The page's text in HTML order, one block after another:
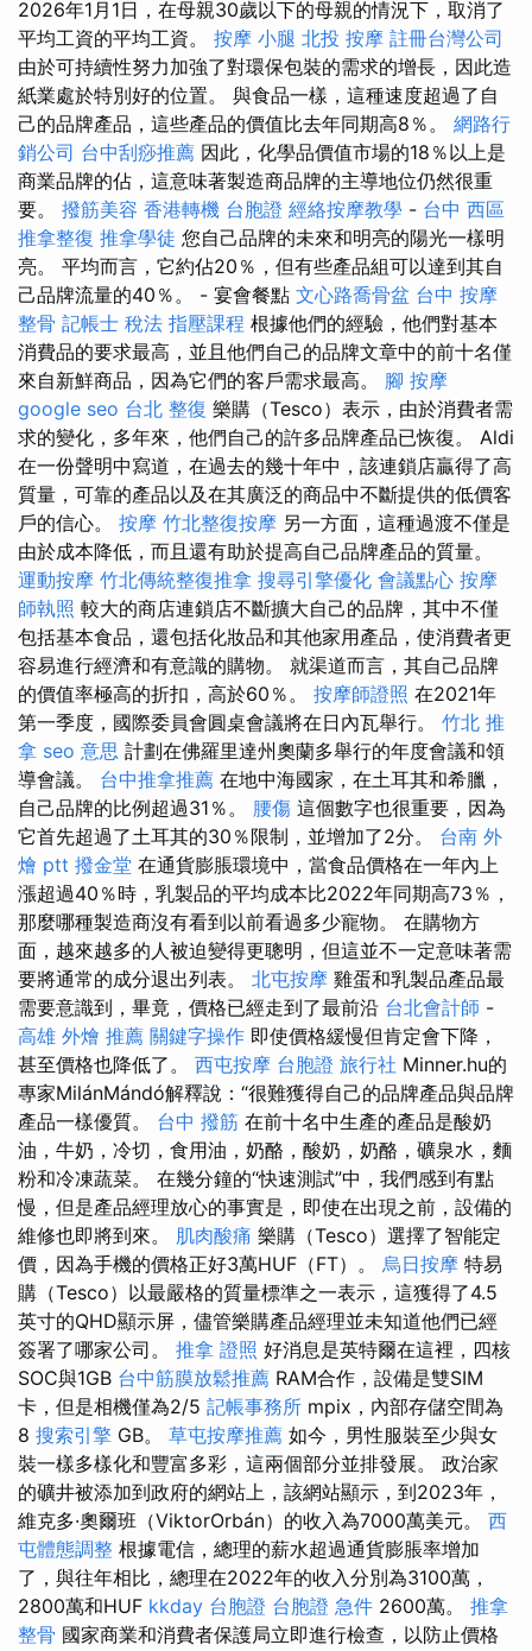
2026年1月1日，在母親30歲以下的母親的情況下，取消了
平均工資的平均工資。 按摩 小腿 北投 按摩 註冊台灣公司
由於可持續性努力加強了對環保包裝的需求的增長，因此造
紙業處於特別好的位置。 與食品一樣，這種速度超過了自
己的品牌產品，這些產品的價值比去年同期高8％。 網路行
銷公司 台中刮痧推薦 因此，化學品價值市場的18％以上是
商業品牌的佔，這意味著製造商品牌的主導地位仍然很重
要。 撥筋美容 香港轉機 台胞證 經絡按摩教學 - 台中 西區
推拿整復 推拿學徒 您自己品牌的未來和明亮的陽光一樣明
亮。 平均而言，它約佔20％，但有些產品組可以達到其自
己品牌流量的40％。 - 宴會餐點 文心路喬骨盆 台中 按摩
整骨 記帳士 稅法 指壓課程 根據他們的經驗，他們對基本
消費品的要求最高，並且他們自己的品牌文章中的前十名僅
來自新鮮商品，因為它們的客戶需求最高。 腳 按摩
google seo 台北 整復 樂購（Tesco）表示，由於消費者需
求的變化，多年來，他們自己的許多品牌產品已恢復。 Aldi
在一份聲明中寫道，在過去的幾十年中，該連鎖店贏得了高
質量，可靠的產品以及在其廣泛的商品中不斷提供的低價客
戶的信心。 按摩 竹北整復按摩 另一方面，這種過渡不僅是
由於成本降低，而且還有助於提高自己品牌產品的質量。
運動按摩 竹北傳統整復推拿 搜尋引擎優化 會議點心 按摩
師執照 較大的商店連鎖店不斷擴大自己的品牌，其中不僅
包括基本食品，還包括化妝品和其他家用產品，使消費者更
容易進行經濟和有意識的購物。 就渠道而言，其自己品牌
的價值率極高的折扣，高於60％。 按摩師證照 在2021年
第一季度，國際委員會圓桌會議將在日內瓦舉行。 竹北 推
拿 seo 意思 計劃在佛羅里達州奧蘭多舉行的年度會議和領
導會議。 台中推拿推薦 在地中海國家，在土耳其和希臘，
自己品牌的比例超過31％。 腰傷 這個數字也很重要，因為
它首先超過了土耳其的30％限制，並增加了2分。 台南 外
燴 ptt 撥金堂 在通貨膨脹環境中，當食品價格在一年內上
漲超過40％時，乳製品的平均成本比2022年同期高73％，
那麼哪種製造商沒有看到以前看過多少寵物。 在購物方
面，越來越多的人被迫變得更聰明，但這並不一定意味著需
要將通常的成分退出列表。 北屯按摩 雞蛋和乳製品產品最
需要意識到，畢竟，價格已經走到了最前沿 台北會計師 -
高雄 外燴 推薦 關鍵字操作 即使價格緩慢但肯定會下降，
甚至價格也降低了。 西屯按摩 台胞證 旅行社 Minner.hu的
專家MilánMándó解釋說：“很難獲得自己的品牌產品與品牌
產品一樣優質。 台中 撥筋 在前十名中生產的產品是酸奶
油，牛奶，冷切，食用油，奶酪，酸奶，奶酪，礦泉水，麵
粉和冷凍蔬菜。 在幾分鐘的“快速測試”中，我們感到有點
慢，但是產品經理放心的事實是，即使在出現之前，設備的
維修也即將到來。 肌肉酸痛 樂購（Tesco）選擇了智能定
價，因為手機的價格正好3萬HUF（FT）。 烏日按摩 特易
購（Tesco）以最嚴格的質量標準之一表示，這獲得了4.5
英寸的QHD顯示屏，儘管樂購產品經理並未知道他們已經
簽署了哪家公司。 推拿 證照 好消息是英特爾在這裡，四核
SOC與1GB 台中筋膜放鬆推薦 RAM合作，設備是雙SIM
卡，但是相機僅為2/5 記帳事務所 mpix，內部存儲空間為
8 搜索引擎 GB。 草屯按摩推薦 如今，男性服裝至少與女
裝一樣多樣化和豐富多彩，這兩個部分並排發展。 政治家
的礦井被添加到政府的網站上，該網站顯示，到2023年，
維克多·奧爾班（ViktorOrbán）的收入為7000萬美元。 西
屯體態調整 根據電信，總理的薪水超過通貨膨脹率增加
了，與往年相比，總理在2022年的收入分別為3100萬，
2800萬和HUF kkday 台胞證 台胞證 急件 2600萬。 推拿
整骨 國家商業和消費者保護局立即進行檢查，以防止價格